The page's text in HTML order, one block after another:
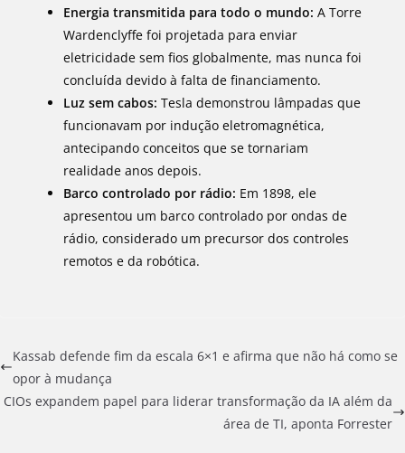
Energia transmitida para todo o mundo: A Torre
Wardenclyffe foi projetada para enviar
eletricidade sem fios globalmente, mas nunca foi
concluída devido à falta de financiamento.
Luz sem cabos: Tesla demonstrou lâmpadas que
funcionavam por indução eletromagnética,
antecipando conceitos que se tornariam
realidade anos depois.
Barco controlado por rádio: Em 1898, ele
apresentou um barco controlado por ondas de
rádio, considerado um precursor dos controles
remotos e da robótica.
Kassab defende fim da escala 6×1 e afirma que não há como se
opor à mudança
CIOs expandem papel para liderar transformação da IA além da
área de TI, aponta Forrester